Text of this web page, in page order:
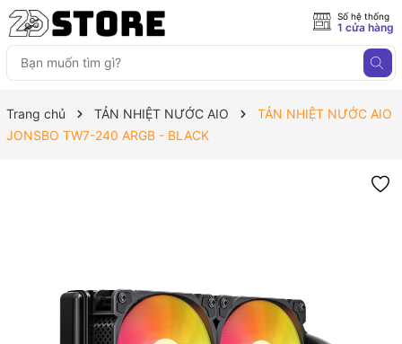
Số hệ thống
1 cửa hàng
Trang chủ TẢN NHIỆT NƯỚC AIO
TẢN NHIỆT NƯỚC AIO
JONSBO TW7-240 ARGB - BLACK